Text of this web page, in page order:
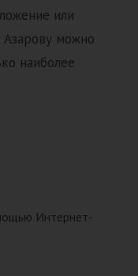
или
можно
наиболее
Интернет-